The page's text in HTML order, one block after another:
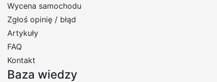
Wycena samochodu
Zgłoś opinię / błąd
Artykuły
FAQ
Kontakt
Baza wiedzy